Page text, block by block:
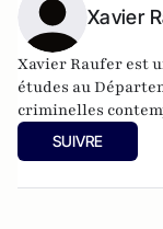
Xavier
Xavier Raufer est
études au
criminelles
de nombreux
criminalité
SUIVRE